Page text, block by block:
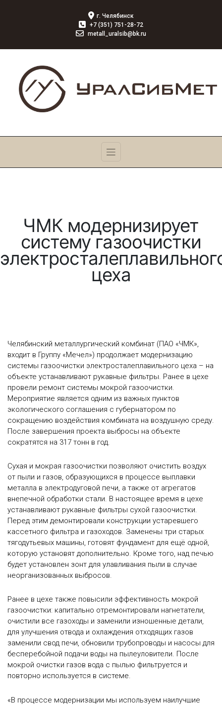
г. Челябинск
+7 (351) 751-28-72
metall_uralsib@bk.ru
ЧМК модернизирует
систему газоочистки
цеха
Челябинский металлургический комбинат (ПАО «ЧМК»,
входит в Группу «Мечел») продолжает модернизацию
системы газоочистки электросталеплавильного цеха – на
объекте устанавливают рукавные фильтры. Ранее в цехе
провели ремонт системы мокрой газоочистки.
Мероприятие является одним из важных пунктов
экологического соглашения с губернатором по
сокращению воздействия комбината на воздушную среду.
После завершения проекта выбросы на объекте
сократятся на 317 тонн в год.
Сухая и мокрая газоочистки позволяют очистить воздух
от пыли и газов, образующихся в процессе выплавки
металла в электродуговой печи, а также от агрегатов
внепечной обработки стали. В настоящее время в цехе
устанавливают рукавные фильтры сухой газоочистки.
Перед этим демонтировали конструкции устаревшего
кассетного фильтра и газоходов. Заменены три старых
тягодутьевых машины, готовят фундамент для ещё одной,
которую установят дополнительно. Кроме того, над печью
будет установлен зонт для улавливания пыли в случае
неорганизованных выбросов.
Ранее в цехе также повысили эффективность мокрой
газоочистки: капитально отремонтировали нагнетатели,
очистили все газоходы и заменили изношенные детали,
для улучшения отвода и охлаждения отходящих газов
заменили свод печи, обновили трубопроводы и насосы для
бесперебойной подачи воды на пылеуловители. После
мокрой очистки газов вода с пылью фильтруется и
повторно используется в системе.
«В процессе модернизации мы используем наилучшие